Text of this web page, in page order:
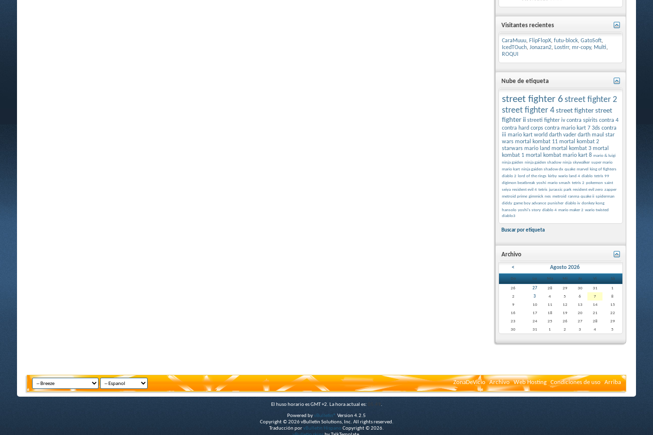
Visitantes recientes
CaraMuuu, FlipFlopX, futu-block, GatoSoft,
IcedTOuch, Jonazan2, Lostirr, mr-copy, Multi,
ROQUI
Nube de etiqueta
street fighter 6 street fighter 2
street fighter 4 street fighter street
fighter ii streeti fighter iv contra spirits contra 4
contra hard corps contra mario kart 7 3ds contra
iii mario kart world darth vader darth maul star
wars mortal kombat 11 mortal kombat 2
starwars mario land mortal kombat 3 mortal
kombat 1 mortal kombat mario kart 8 mario & luigi
ninja gaiden ninja gaiden shadow ninja skywalker super mario
mario kart ninja gaiden shadow dx quake marvel
king of fighters
diablo 2
lord of the rings kirby wario land 4 diablo tetris 99
digimon beatbreak yoshi mario smash tetris 2 pokemon saint
seiya resident evil 4 tetris jurassic park resident evil zero zapper
metroid prime gimmick nes metroid ranma quake ii spiderman
diddy game boy advance punisher diablo iv donkey kong
hansolo yoshi's story diablo 4 mario maker 2 wario twisted
diablo3
Buscar por etiqueta
Archivo
< Agosto 2026
Do Lu Ma Mi Ju Vi Sá
26 27 28 29 30 31
1
2
3 4 5 6 7
8
9
10 11 12 13 14
15
16
17 18 19 20 21
22
23
24 25 26 27 28
29
30
31 1 2 3 4 5
ZonaDeVicio Archivo Web Hosting Condiciones de uso Arriba
El huso horario es GMT +2. La hora actual es: 05:49 .
Powered byvBulletin® Version 4.2.5
Copyright © 2026 vBulletin Solutions, Inc. All rights reserved.
Traducción porvBulletin Hispano Copyright © 2026.